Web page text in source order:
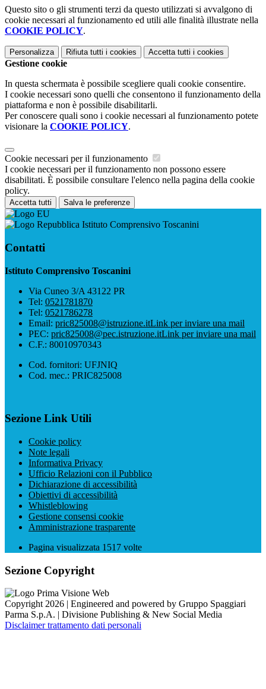
Questo sito o gli strumenti terzi da questo utilizzati si avvalgono di
cookie necessari al funzionamento ed utili alle finalità illustrate nella
COOKIE POLICY.
Personalizza Rifiuta tutti i cookies Accetta tutti i cookies
Gestione cookie
In questa schermata è possibile scegliere quali cookie consentire.
I cookie necessari sono quelli che consentono il funzionamento della
piattaforma e non è possibile disabilitarli.
Per conoscere quali sono i cookie necessari al funzionamento potete
visionare la COOKIE POLICY.
Cookie necessari per il funzionamento
I cookie necessari per il funzionamento non possono essere
disabilitati. È possibile consultare l'elenco nella pagina della cookie
policy.
Accetta tutti Salva le preferenze
Istituto Comprensivo Toscanini
Contatti
Istituto Comprensivo Toscanini
Via Cuneo 3/A 43122 PR
Tel: 0521781870
Tel: 0521786278
Email: pric825008@istruzione.itLink per inviare una mail
PEC: pric825008@pec.istruzione.itLink per inviare una mail
C.F.: 80010970343
Cod. fornitori: UFJNIQ
Cod. mec.: PRIC825008
Sezione Link Utili
Cookie policy
Note legali
Informativa Privacy
Ufficio Relazioni con il Pubblico
Dichiarazione di accessibilità
Obiettivi di accessibilità
Whistleblowing
Gestione consensi cookie
Amministrazione trasparente
Pagina visualizzata 1517 volte
Sezione Copyright
Copyright 2026 | Engineered and powered by Gruppo Spaggiari
Parma S.p.A. | Divisione Publishing & New Social Media
Disclaimer trattamento dati personali